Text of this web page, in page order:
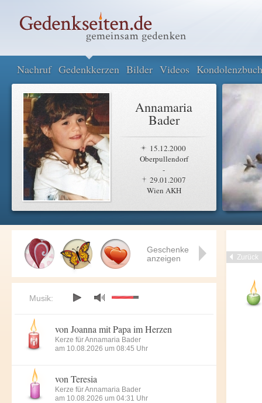
Nachruf Gedenkkerzen Bilder Videos Kondolenzbuch
Annamaria
Bader
15.12.2000
Oberpullendorf
-
29.01.2007
Wien AKH
Zurück
Geschenke
anzeigen
Musik:
von Joanna mit Papa im Herzen
Kerze für Annamaria Bader
am 10.08.2026 um 08:45 Uhr
von Teresia
Kerze für Annamaria Bader
am 10.08.2026 um 04:31 Uhr